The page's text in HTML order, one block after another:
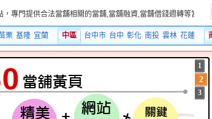
法當舖相關的當舖,當舖融資,當舖借錢週轉等當舖融資借錢訊
栗 基隆 宜蘭 中區 台中市 台中 彰化 南投 雲林 花蓮
1
2
3